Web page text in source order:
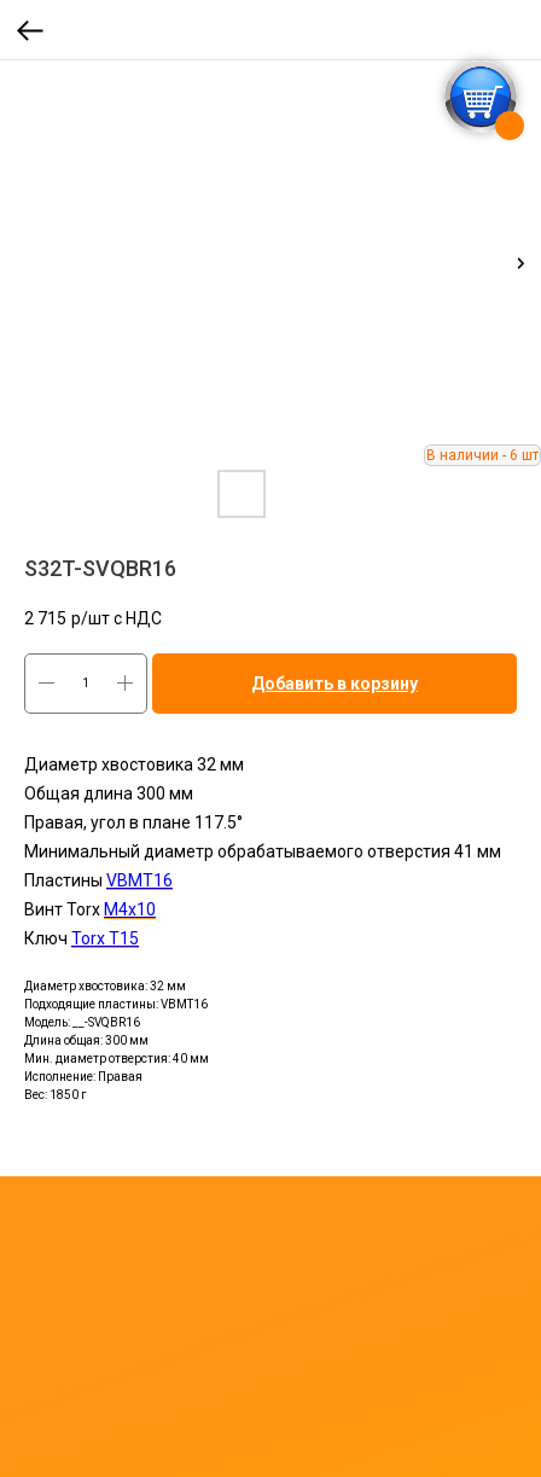
S32T-SVQBR16
2 715 р/шт c НДС
Добавить в корзину
Диаметр хвостовика 32 мм
Общая длина 300 мм
Правая, угол в плане 117.5°
Минимальный диаметр обрабатываемого отверстия 41 мм
Пластины VBMT16
Винт Torx M4x10
Ключ Torx T15
Диаметр хвостовика: 32 мм
Подходящие пластины: VBMT16
Модель: __-SVQBR16
Длина общая: 300 мм
Мин. диаметр отверстия: 40 мм
Исполнение: Правая
Вес: 1850 г